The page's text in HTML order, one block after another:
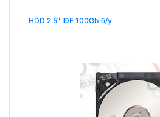
HDD 2.5" IDE 100Gb б/у